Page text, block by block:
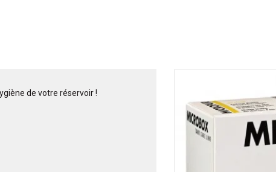
de votre réservoir !